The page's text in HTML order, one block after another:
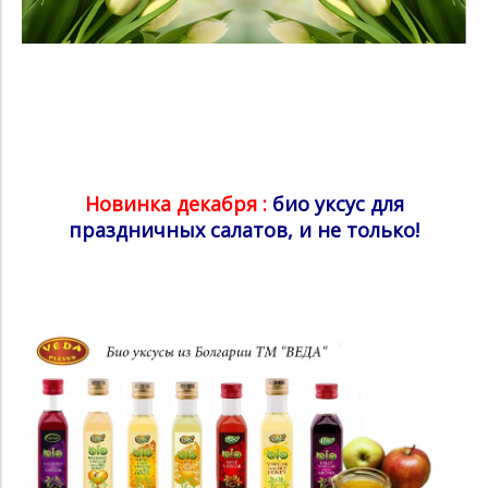
Новинка декабря : био уксус для
праздничных салатов, и не только!